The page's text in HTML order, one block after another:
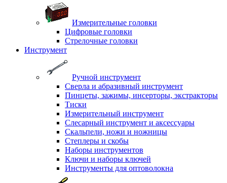
Измерительные головки
Цифровые головки
Стрелочные головки
Инструмент
Ручной инструмент
Сверла и абразивный инструмент
Пинцеты, зажимы, инсерторы, экстракторы
Тиски
Измерительный инструмент
Слесарный инструмент и аксессуары
Скальпели, ножи и ножницы
Степлеры и скобы
Наборы инструментов
Ключи и наборы ключей
Инструменты для оптоволокна